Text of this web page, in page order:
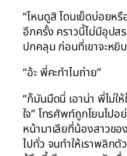
“ไหนดูสิ โดนเย็ดบ่อยหรื
อีกครั้ง คราวนี้ไม่มีอุป
ปกคลุม ก่อนที่เขาจะหยิ
“อ้ะ พี่คะทำไมถ่าย”
“ก็มันมืดนี่ เอาน่า พี่ไม่ใ
ใจ” โทรศัพท์ถูกโยนไปอ
หน้ามาเลียที่น้องสาวขอ
ไปทั่ว จนทำให้เราพลิก